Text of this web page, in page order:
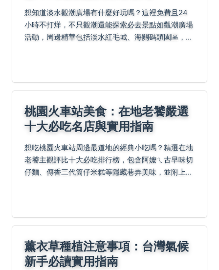
想知道淡水觀潮廣場有什麼好玩嗎？這裡免費且24
小時不打烊，不只觀潮還能探索必去景點如觀潮廣場
活動，周邊精華包括淡水紅毛城、海關碼頭園區，住
桃園火車站美食：在地老饕嚴選
十大必吃名店與實用指南
想吃桃園火車站周邊最道地的經典小吃嗎？精選在地
老饕主觀評比十大必吃排行榜，包含阿嬤ㄟ古早味切
仔麵、傳香三代筒仔米糕等隱藏巷弄美味，並附上店
薰衣草種植注意事項：台灣氣候
新手必讀實用指南